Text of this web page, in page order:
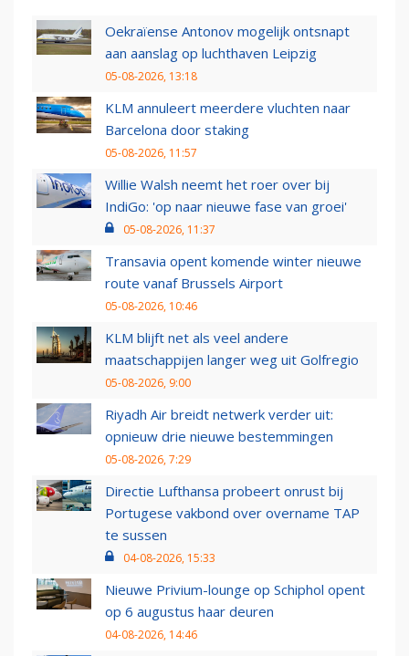
Oekraïense Antonov mogelijk ontsnapt
aan aanslag op luchthaven Leipzig
05-08-2026, 13:18
KLM annuleert meerdere vluchten naar
Barcelona door staking
05-08-2026, 11:57
Willie Walsh neemt het roer over bij
IndiGo: 'op naar nieuwe fase van groei'
05-08-2026, 11:37
Transavia opent komende winter nieuwe
route vanaf Brussels Airport
05-08-2026, 10:46
KLM blijft net als veel andere
maatschappijen langer weg uit Golfregio
05-08-2026, 9:00
Riyadh Air breidt netwerk verder uit:
opnieuw drie nieuwe bestemmingen
05-08-2026, 7:29
Directie Lufthansa probeert onrust bij
Portugese vakbond over overname TAP
te sussen
04-08-2026, 15:33
Nieuwe Privium-lounge op Schiphol opent
op 6 augustus haar deuren
04-08-2026, 14:46